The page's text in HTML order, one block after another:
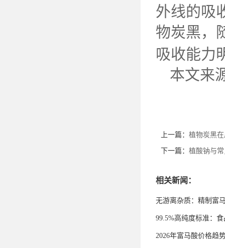
外线的吸
物炭黑，
吸收能力
本文来
上一篇： 植物炭黑
下一篇： 植酸钠与常
相关新闻：
无游离杂质：精制富
99.5%高纯度标准：
2026年富马酸价格趋